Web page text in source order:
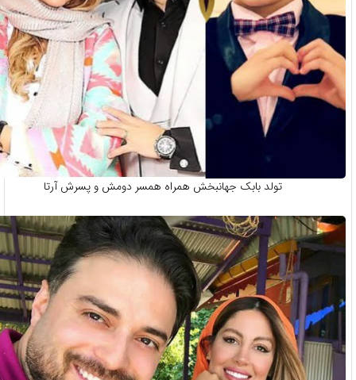
تولد بابک جهانبخش همراه همسر دومش و پسرش آرتا